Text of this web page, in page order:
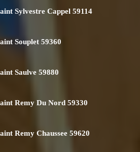
Sylvestre Cappel 59114
Souplet 59360
Saulve 59880
Remy Du Nord 59330
Remy Chaussee 59620